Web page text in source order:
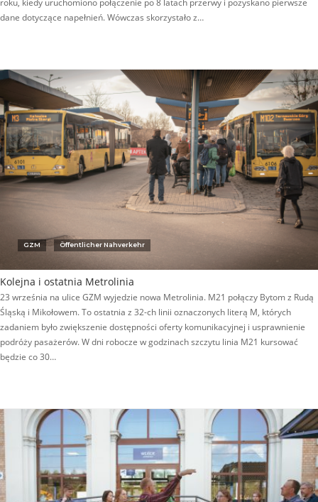
roku, kiedy uruchomiono połączenie po 8 latach przerwy i pozyskano pierwsze
dane dotyczące napełnień. Wówczas skorzystało z…
GZM Öffentlicher Nahverkehr
Kolejna i ostatnia Metrolinia
23 września na ulice GZM wyjedzie nowa Metrolinia. M21 połączy Bytom z Rudą
Śląską i Mikołowem. To ostatnia z 32-ch linii oznaczonych literą M, których
zadaniem było zwiększenie dostępności oferty komunikacyjnej i usprawnienie
podróży pasażerów. W dni robocze w godzinach szczytu linia M21 kursować
będzie co 30…